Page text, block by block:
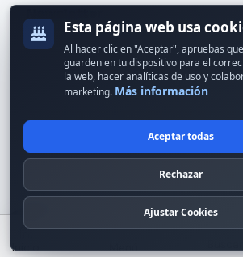
Recibe ofertas exclusivas y novedades.
© 2024 Erson Tecnología. Todos los
Política de
Condiciones
Inicio Menú
Esta página web usa
Al hacer clic en "Aceptar", apruebas
guarden en tu dispositivo para el
la web, hacer analíticas de uso y
marketing. Más información
Aceptar todas
Rechazar
Ajustar Cookies